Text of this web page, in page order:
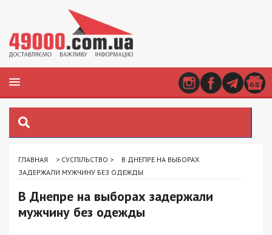
ГЛАВНАЯ > СУСПІЛЬСТВО >
В ДНЕПРЕ НА ВЫБОРАХ
ЗАДЕРЖАЛИ МУЖЧИНУ БЕЗ ОДЕЖДЫ
В Днепре на выборах задержали
мужчину без одежды